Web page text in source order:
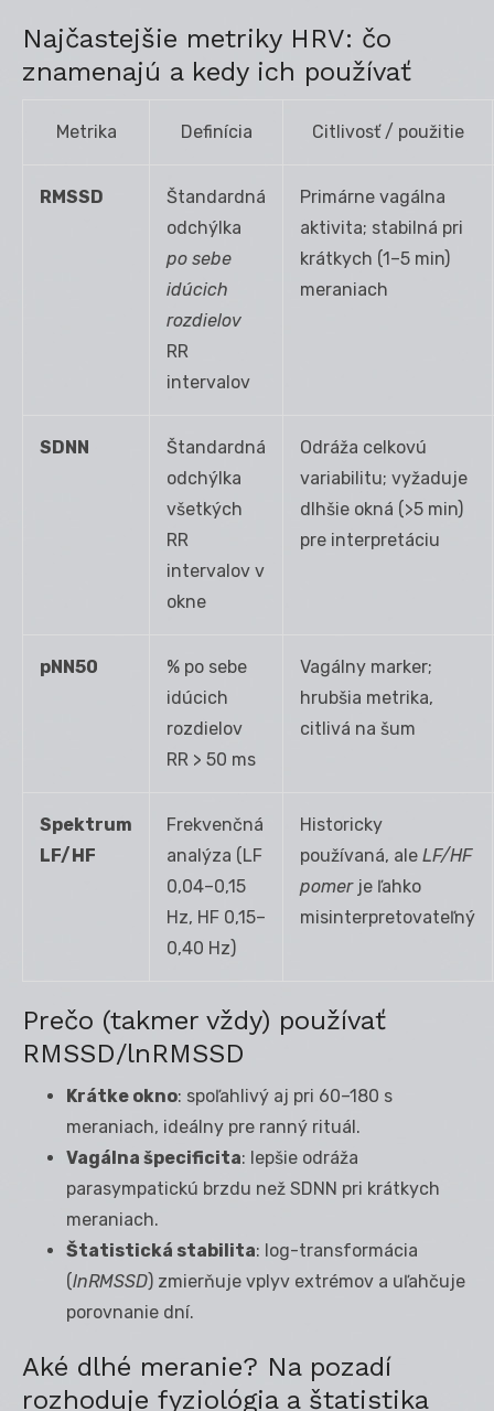
Najčastejšie metriky HRV: čo
znamenajú a kedy ich používať
Metrika Definícia Citlivosť / použitie
RMSSD
Štandardná
odchýlka
po sebe
idúcich
rozdielov
RR
intervalov
Primárne vagálna
aktivita; stabilná pri
krátkych (1–5 min)
meraniach
SDNN
Štandardná
odchýlka
všetkých
RR
intervalov v
okne
Odráža celkovú
variabilitu; vyžaduje
dlhšie okná (>5 min)
pre interpretáciu
pNN50
% po sebe
idúcich
rozdielov
RR > 50 ms
Vagálny marker;
hrubšia metrika,
citlivá na šum
Spektrum
LF/HF
Frekvenčná
analýza (LF
0,04–0,15
Hz, HF 0,15–
0,40 Hz)
Historicky
používaná, ale LF/HF
pomerje ľahko
misinterpretovateľný
Prečo (takmer vždy) používať
RMSSD/lnRMSSD
Krátke okno: spoľahlivý aj pri 60–180 s
meraniach, ideálny pre ranný rituál.
Vagálna špecificita: lepšie odráža
parasympatickú brzdu než SDNN pri krátkych
meraniach.
Štatistická stabilita: log-transformácia
(lnRMSSD) zmierňuje vplyv extrémov a uľahčuje
porovnanie dní.
Aké dlhé meranie? Na pozadí
rozhoduje fyziológia a štatistika